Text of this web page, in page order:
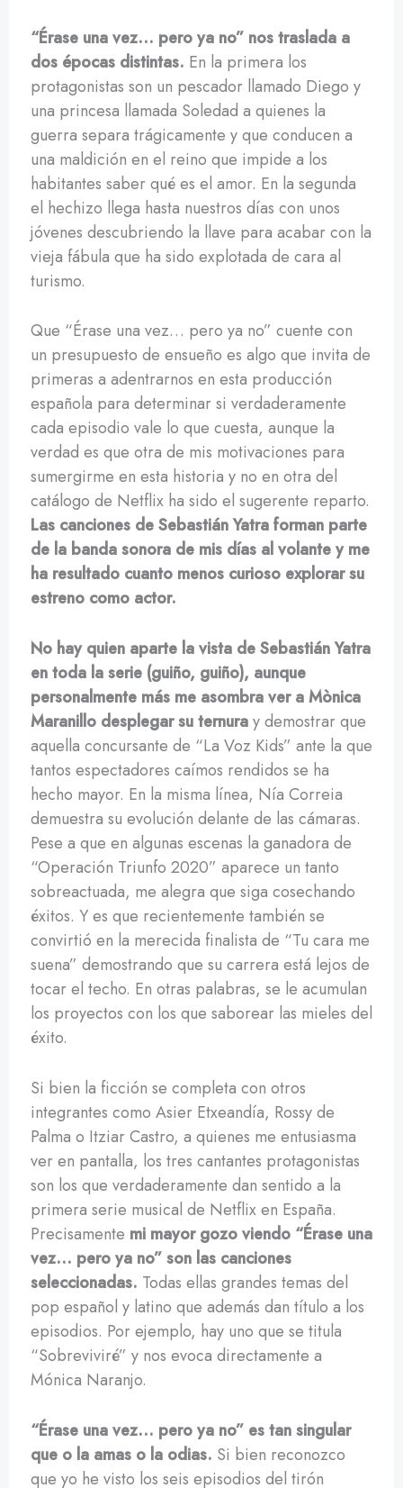
“Érase una vez… pero ya no” nos traslada a
dos épocas distintas. En la primera los
protagonistas son un pescador llamado Diego y
una princesa llamada Soledad a quienes la
guerra separa trágicamente y que conducen a
una maldición en el reino que impide a los
habitantes saber qué es el amor. En la segunda
el hechizo llega hasta nuestros días con unos
jóvenes descubriendo la llave para acabar con la
vieja fábula que ha sido explotada de cara al
turismo.
Que “Érase una vez… pero ya no” cuente con
un presupuesto de ensueño es algo que invita de
primeras a adentrarnos en esta producción
española para determinar si verdaderamente
cada episodio vale lo que cuesta, aunque la
verdad es que otra de mis motivaciones para
sumergirme en esta historia y no en otra del
catálogo de Netflix ha sido el sugerente reparto.
Las canciones de Sebastián Yatra forman parte
de la banda sonora de mis días al volante y me
ha resultado cuanto menos curioso explorar su
estreno como actor.
No hay quien aparte la vista de Sebastián Yatra
en toda la serie (guiño, guiño), aunque
personalmente más me asombra ver a Mònica
Maranillo desplegar su ternuray demostrar que
aquella concursante de “La Voz Kids” ante la que
tantos espectadores caímos rendidos se ha
hecho mayor. En la misma línea, Nía Correia
demuestra su evolución delante de las cámaras.
Pese a que en algunas escenas la ganadora de
“Operación Triunfo 2020” aparece un tanto
sobreactuada, me alegra que siga cosechando
éxitos. Y es que recientemente también se
convirtió en la merecida finalista de “Tu cara me
suena” demostrando que su carrera está lejos de
tocar el techo. En otras palabras, se le acumulan
los proyectos con los que saborear las mieles del
éxito.
Si bien la ficción se completa con otros
integrantes como Asier Etxeandía, Rossy de
Palma o Itziar Castro, a quienes me entusiasma
ver en pantalla, los tres cantantes protagonistas
son los que verdaderamente dan sentido a la
primera serie musical de Netflix en España.
Precisamente mi mayor gozo viendo “Érase una
vez… pero ya no” son las canciones
seleccionadas. Todas ellas grandes temas del
pop español y latino que además dan título a los
episodios. Por ejemplo, hay uno que se titula
“Sobreviviré” y nos evoca directamente a
Mónica Naranjo.
“Érase una vez… pero ya no” es tan singular
que o la amas o la odias. Si bien reconozco
que yo he visto los seis episodios del tirón